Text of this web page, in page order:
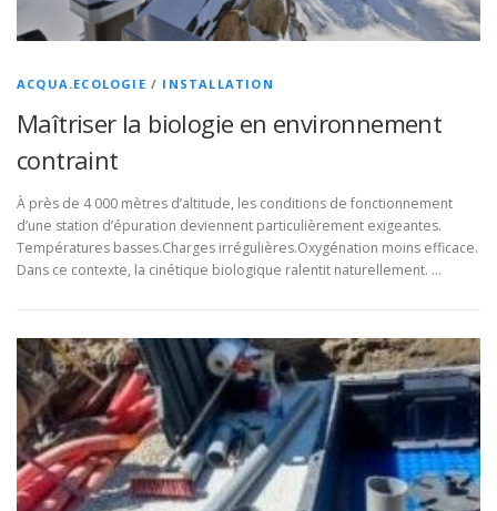
ACQUA.ECOLOGIE / INSTALLATION
Maîtriser la biologie en environnement
contraint
À près de 4 000 mètres d’altitude, les conditions de fonctionnement
d’une station d’épuration deviennent particulièrement exigeantes.
Températures basses.Charges irrégulières.Oxygénation moins efficace.
Dans ce contexte, la cinétique biologique ralentit naturellement. …